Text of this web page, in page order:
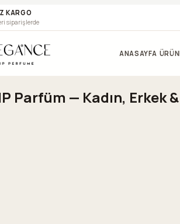
KARGO
siparişlerde
ANASAYFA
Parfüm — Kadın, Erkek